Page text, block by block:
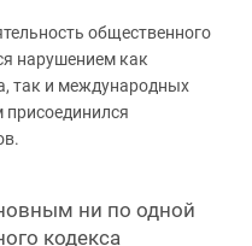
общественного
нарушением как
так и международных
ни по одной
кодекса